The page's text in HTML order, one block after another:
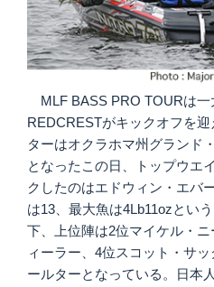
MLF BASS PRO TOURは一
REDCRESTがキックオフを
ターはオクラホマ州グランド
となったこの日、トップウエ
クしたのはエドウィン・エバ
は13、最大魚は4Lb11ozとい
下、上位陣は2位マイケル・
ィーラー、4位スコット・サ
ールターとなっている。日本